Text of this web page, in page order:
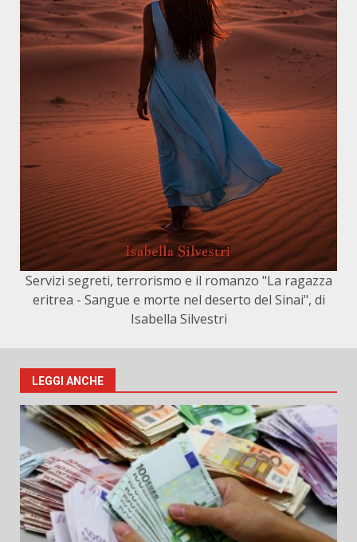
Servizi segreti, terrorismo e il romanzo "La ragazza
eritrea - Sangue e morte nel deserto del Sinai", di
Isabella Silvestri
LEGGI ANCHE